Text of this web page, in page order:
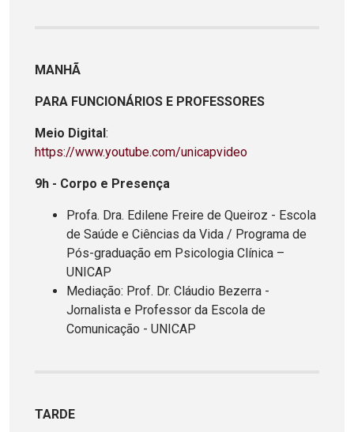
MANHÃ
PARA FUNCIONÁRIOS E PROFESSORES
Meio Digital:
https://www.youtube.com/unicapvideo
9h - Corpo e Presença
Profa. Dra. Edilene Freire de Queiroz - Escola
de Saúde e Ciências da Vida / Programa de
Pós-graduação em Psicologia Clínica –
UNICAP
Mediação: Prof. Dr. Cláudio Bezerra -
Jornalista e Professor da Escola de
Comunicação - UNICAP
TARDE